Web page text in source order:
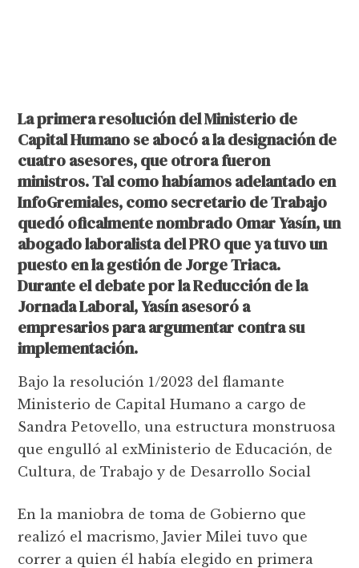
La primera resolución del Ministerio de
Capital Humano se abocó a la designación de
cuatro asesores, que otrora fueron
ministros. Tal como habíamos adelantado en
InfoGremiales, como secretario de Trabajo
quedó oficalmente nombrado Omar Yasín, un
abogado laboralista del PRO que ya tuvo un
puesto en la gestión de Jorge Triaca.
Durante el debate por la Reducción de la
Jornada Laboral, Yasín asesoró a
empresarios para argumentar contra su
implementación.
Bajo la resolución 1/2023 del flamante
Ministerio de Capital Humano a cargo de
Sandra Petovello, una estructura monstruosa
que engulló al exMinisterio de Educación, de
Cultura, de Trabajo y de Desarrollo Social
En la maniobra de toma de Gobierno que
realizó el macrismo, Javier Milei tuvo que
correr a quien él había elegido en primera